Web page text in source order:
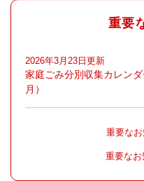
重要
2026年3月23日更新
家庭ごみ分別収集カレン
月）
重要な
重要な